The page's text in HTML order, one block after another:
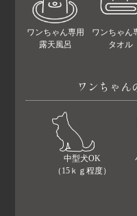
ワンちゃん専用
露天風呂
ワンちゃん
タオル
ワンちゃん
中型犬OK
（15ｋｇ程度）